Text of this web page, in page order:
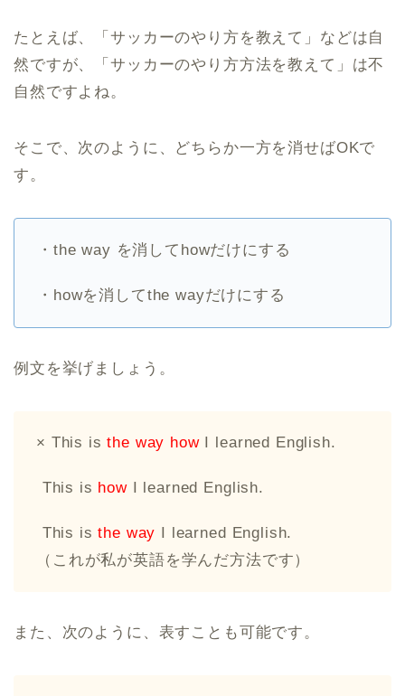
たとえば、「サッカーのやり方を教えて」などは自
然ですが、「サッカーのやり方方法を教えて」は不
自然ですよね。
そこで、次のように、どちらか一方を消せばOKで
す。
・the way を消してhowだけにする
・howを消してthe wayだけにする
例文を挙げましょう。
× This isthe way howI learned English.
︎ This is howI learned English.
︎ This isthe way I learned English.
（これが私が英語を学んだ方法です）
また、次のように、表すことも可能です。